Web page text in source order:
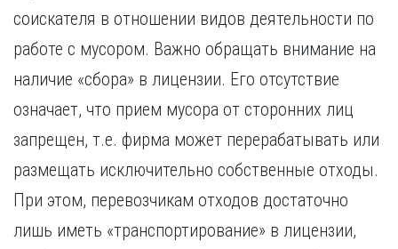
соискателя в отношении видов деятельности по
работе с мусором. Важно обращать внимание на
наличие «сбора» в лицензии. Его отсутствие
означает, что прием мусора от сторонних лиц
запрещен, т.е. фирма может перерабатывать или
размещать исключительно собственные отходы.
При этом, перевозчикам отходов достаточно
лишь иметь «транспортирование» в лицензии,